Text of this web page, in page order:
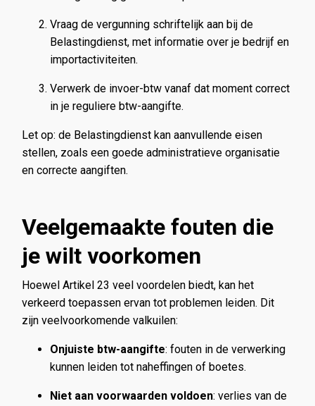
Vraag de vergunning schriftelijk aan bij de
Belastingdienst, met informatie over je bedrijf en
importactiviteiten.
Verwerk de invoer-btw vanaf dat moment correct
in je reguliere btw-aangifte.
Let op: de Belastingdienst kan aanvullende eisen
stellen, zoals een goede administratieve organisatie
en correcte aangiften.
Veelgemaakte fouten die
je wilt voorkomen
Hoewel Artikel 23 veel voordelen biedt, kan het
verkeerd toepassen ervan tot problemen leiden. Dit
zijn veelvoorkomende valkuilen:
Onjuiste btw-aangifte: fouten in de verwerking
kunnen leiden tot naheffingen of boetes.
Niet aan voorwaarden voldoen: verlies van de